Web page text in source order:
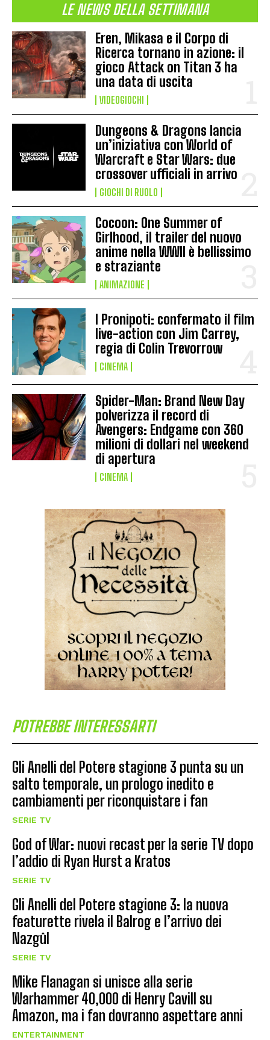
LE NEWS DELLA SETTIMANA
Eren, Mikasa e il Corpo di
Ricerca tornano in azione: il
gioco Attack on Titan 3 ha
una data di uscita
VIDEOGIOCHI
Dungeons & Dragons lancia
un’iniziativa con World of
Warcraft e Star Wars: due
crossover ufficiali in arrivo
GIOCHI DI RUOLO
Cocoon: One Summer of
Girlhood, il trailer del nuovo
anime nella WWII è bellissimo
e straziante
ANIMAZIONE
I Pronipoti: confermato il film
live-action con Jim Carrey,
regia di Colin Trevorrow
CINEMA
Spider-Man: Brand New Day
polverizza il record di
Avengers: Endgame con 360
milioni di dollari nel weekend
di apertura
CINEMA
POTREBBE INTERESSARTI
Gli Anelli del Potere stagione 3 punta su un
salto temporale, un prologo inedito e
cambiamenti per riconquistare i fan
SERIE TV
God of War: nuovi recast per la serie TV dopo
l’addio di Ryan Hurst a Kratos
SERIE TV
Gli Anelli del Potere stagione 3: la nuova
featurette rivela il Balrog e l’arrivo dei
Nazgûl
SERIE TV
Mike Flanagan si unisce alla serie
Warhammer 40,000 di Henry Cavill su
Amazon, ma i fan dovranno aspettare anni
ENTERTAINMENT